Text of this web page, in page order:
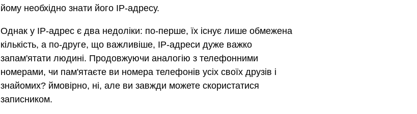
йому необхідно знати його IP-адресу.
Однак у IP-адрес є два недоліки: по-перше, їх існує лише обмежена
кількість, а по-друге, що важливіше, IP-адреси дуже важко
запам'ятати людині. Продовжуючи аналогію з телефонними
номерами, чи пам'ятаєте ви номера телефонів усіх своїх друзів і
знайомих? ймовірно, ні, але ви завжди можете скористатися
записником.